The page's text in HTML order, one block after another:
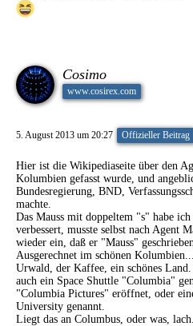
Cosimo
www.cosirex.com
5. August 2013 um 20:27 Offizieller Beitrag
Hier ist die Wikipediaseite über den
Kolumbien gefasst wurde, und
Bundesregierung, BND,
machte.
Das Mauss mit doppeltem "s" habe
verbessert, musste selbst nach Agent
wieder ein, daß er "Mauss"
Ausgerechnet im schönen
Urwald, der Kaffee, ein schönes
auch ein Space Shuttle "Columbia"
"Columbia Pictures" eröffnet, oder
University genannt.
Liegt das an Columbus, oder was,